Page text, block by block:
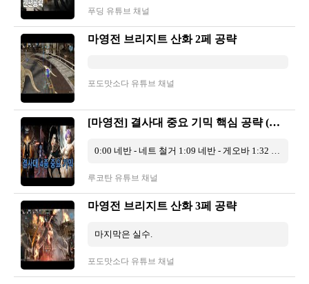
푸딩 유튜브 채널
마영전 브리지트 산화 2페 공략
포도맛소다 유튜브 채널
[마영전] 결사대 중요 기믹 핵심 공략 (네반,발로르,브리지트,라우라)
0:00 네반 - 네트 철거 1:09 네반 - 게오바 1:32 네반 - 6줄 광역기 2:00 네반 - 4줄 네트 즉사기 2:56 네반 - 4줄 네반 즉사기 3:12 발로르 ...
루코탄 유튜브 채널
마영전 브리지트 산화 3페 공략
마지막은 실수.
포도맛소다 유튜브 채널